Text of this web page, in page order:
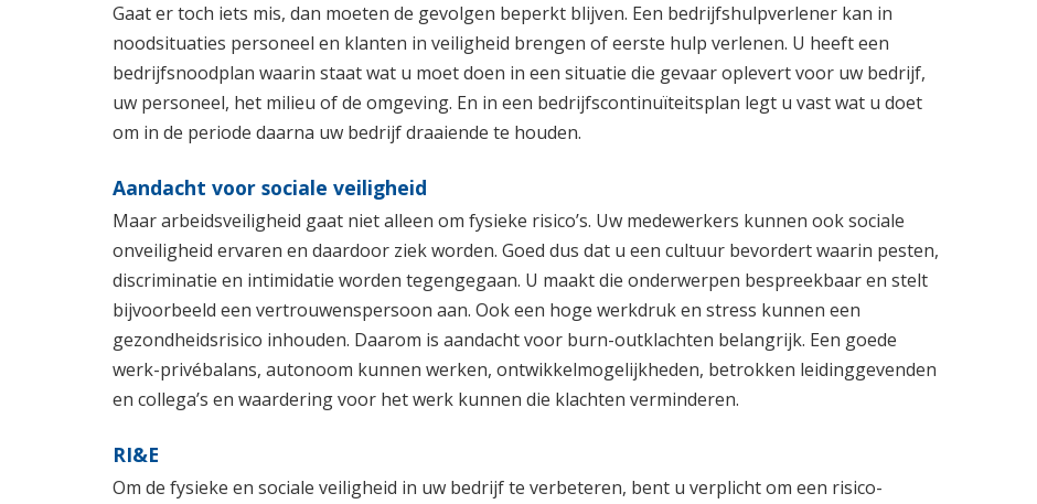
Gaat er toch iets mis, dan moeten de gevolgen beperkt blijven. Een bedrijfshulpverlener kan in
noodsituaties personeel en klanten in veiligheid brengen of eerste hulp verlenen. U heeft een
bedrijfsnoodplan waarin staat wat u moet doen in een situatie die gevaar oplevert voor uw bedrijf,
uw personeel, het milieu of de omgeving. En in een bedrijfscontinuïteitsplan legt u vast wat u doet
om in de periode daarna uw bedrijf draaiende te houden.
Aandacht voor sociale veiligheid
Maar arbeidsveiligheid gaat niet alleen om fysieke risico’s. Uw medewerkers kunnen ook sociale
onveiligheid ervaren en daardoor ziek worden. Goed dus dat u een cultuur bevordert waarin pesten,
discriminatie en intimidatie worden tegengegaan. U maakt die onderwerpen bespreekbaar en stelt
bijvoorbeeld een vertrouwenspersoon aan. Ook een hoge werkdruk en stress kunnen een
gezondheidsrisico inhouden. Daarom is aandacht voor burn-outklachten belangrijk. Een goede
werk-privébalans, autonoom kunnen werken, ontwikkelmogelijkheden, betrokken leidinggevenden
en collega’s en waardering voor het werk kunnen die klachten verminderen.
RI&E
Om de fysieke en sociale veiligheid in uw bedrijf te verbeteren, bent u verplicht om een risico-